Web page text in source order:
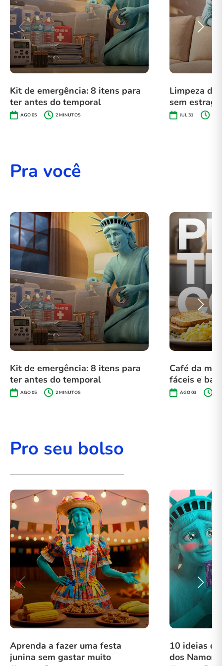
Kit de emergência: 8 itens para
ter antes do temporal
AGO 05 2MINUTOS
Limpeza de
sem
JUL 31
Pra você
Kit de emergência: 8 itens para
ter antes do temporal
AGO 05 2MINUTOS
Café da
fáceis e
AGO 03
Pro seu bolso
Aprenda a fazer uma festa
junina sem gastar muito
10 ideias
dos